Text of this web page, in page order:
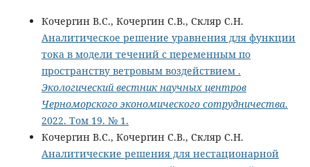
Кочергин В.С., Кочергин С.В., Скляр С.Н.
Аналитическое решение уравнения для функции
тока в модели течений с переменным по
пространству ветровым воздействием .
Экологический вестник научных центров
Черноморского экономического сотрудничества.
2022. Том 19. № 1.
Кочергин В.С., Кочергин С.В., Скляр С.Н.
Аналитические решения для нестационарной